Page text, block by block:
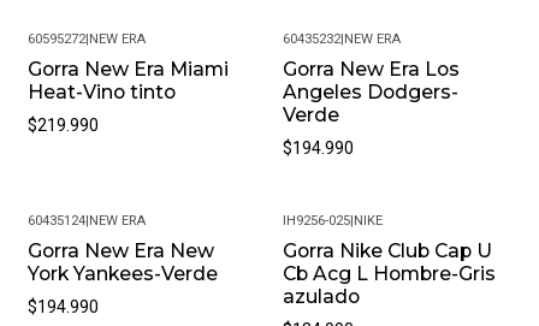
60595272|NEW ERA
Gorra New Era Miami
Heat-Vino tinto
$219.990
60435232|NEW ERA
Gorra New Era Los
Angeles Dodgers-
Verde
$194.990
60435124|NEW ERA
Gorra New Era New
York Yankees-Verde
$194.990
IH9256-025|NIKE
Gorra Nike Club Cap U
Cb Acg L Hombre-Gris
azulado